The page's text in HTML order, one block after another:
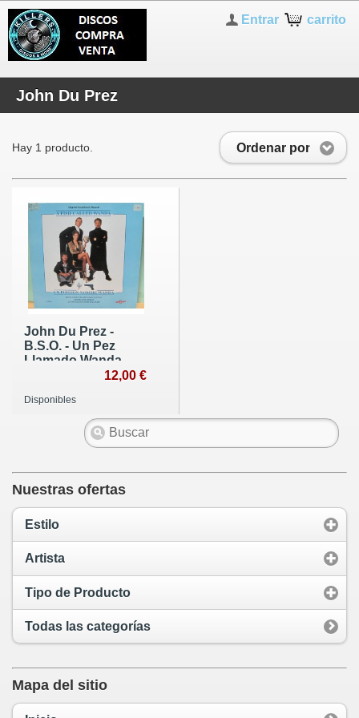
carrito
Entrar
John Du Prez
Ordenar por
Hay 1 producto.
John Du Prez -
B.S.O. - Un Pez
Llamado Wanda
12,00 €
Disponibles
Nuestras ofertas
Estilo
Artista
Tipo de Producto
Todas las categorías
Mapa del sitio